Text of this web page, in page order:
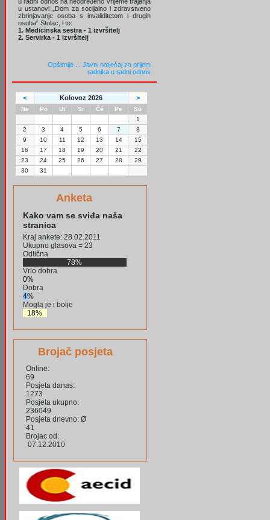
u ustanovi „Dom za socijalno i zdravstveno
zbrinjavanje osoba s invaliditetom i drugih
osoba“ Stolac, i to:
1. Medicinska sestra - 1 izvršitelj
2. Servirka - 1 izvršitelj
Opširnije ... Javni natječaj za prijem
radnika u radni odnos
< Kolovoz 2026 >
Ne Po Ut Sr Če Pe
Su
1
2
3 4 5 6 7
8
9
10 11 12 13 14
15
16
17 18 19 20 21
22
23
24 25 26 27 28
29
30
31
Anketa
Kako vam se sviđa naša
stranica
Kraj ankete: 28.02.2011
Ukupno glasova = 23
Odlična
78%
Vrlo dobra
0%
Dobra
4%
Mogla je i bolje
18%
Brojač posjeta
Online:
69
Posjeta danas:
1273
Posjeta ukupno:
236049
Posjeta dnevno: Ø
41
Brojac od:
07.12.2010